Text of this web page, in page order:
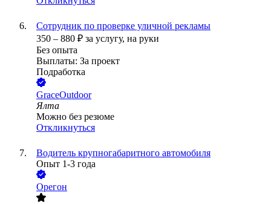
Сотрудник по проверке уличной рекламы
350 – 880 ₽ за услугу, на руки
Без опыта
Выплаты: За проект
Подработка
GraceOutdoor
Ялта
Можно без резюме
Откликнуться
Водитель крупногабаритного автомобиля
Опыт 1-3 года
Орегон